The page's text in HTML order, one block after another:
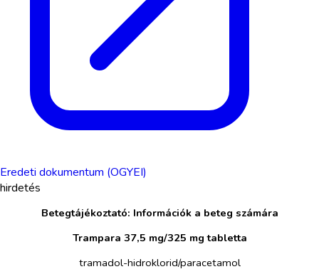
Eredeti dokumentum (OGYEI)
hirdetés
Betegtájékoztató: Információk a beteg számára
Trampara 37,5 mg/325 mg tabletta
tramadol-hidroklorid/paracetamol